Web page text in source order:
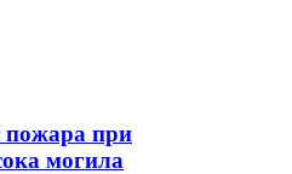
пожара при
могила